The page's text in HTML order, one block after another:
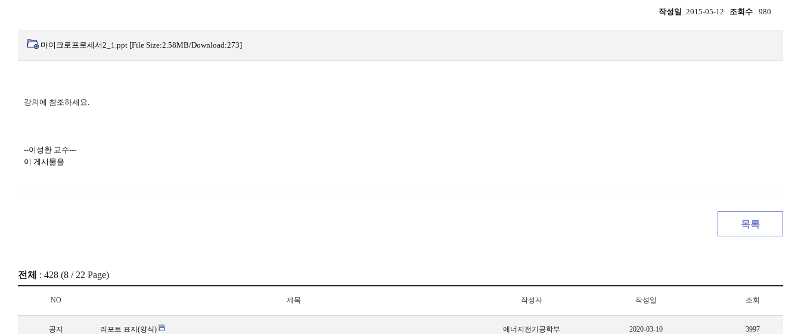
작성일 :2015-05-12 조회수 : 980
마이크로프로세서2_1.ppt [File Size:2.58MB/Download:273]
강의에 참조하세요.
--이성환 교수---
이 게시물을
목록
전체 : 428 (8 / 22 Page)
NO 제목 작성자 작성일 조회
공지 리포트 표지(양식) 에너지전기공학부 2020-03-10 3997